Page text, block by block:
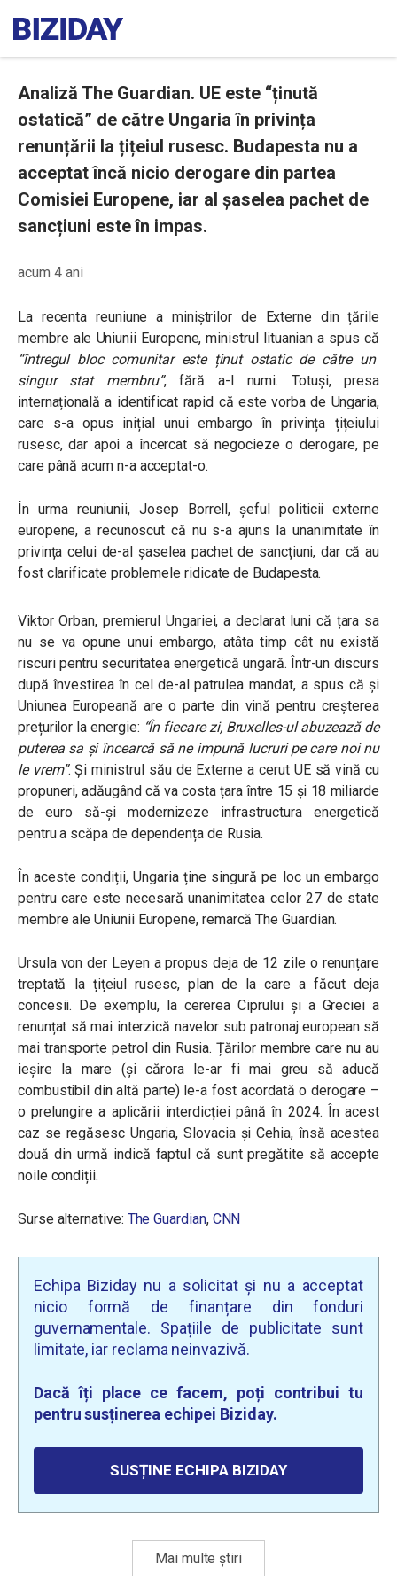
Analiză The Guardian. UE este “ținută
ostatică” de către Ungaria în privința
renunțării la țițeiul rusesc. Budapesta nu a
acceptat încă nicio derogare din partea
Comisiei Europene, iar al șaselea pachet de
sancțiuni este în impas.
acum 4 ani
La recenta reuniune a miniștrilor de Externe din țările
membre ale Uniunii Europene, ministrul lituanian a spus că
“întregul bloc comunitar este ținut ostatic de către un
singur stat membru”, fără a-l numi. Totuși, presa
internațională a identificat rapid că este vorba de Ungaria,
care s-a opus inițial unui embargo în privința țițeiului
rusesc, dar apoi a încercat să negocieze o derogare, pe
care până acum n-a acceptat-o.
În urma reuniunii, Josep Borrell, șeful politicii externe
europene, a recunoscut că nu s-a ajuns la unanimitate în
privința celui de-al șaselea pachet de sancțiuni, dar că au
fost clarificate problemele ridicate de Budapesta.
Viktor Orban, premierul Ungariei, a declarat luni că țara sa
nu se va opune unui embargo, atâta timp cât nu există
riscuri pentru securitatea energetică ungară. Într-un discurs
după învestirea în cel de-al patrulea mandat, a spus că și
Uniunea Europeană are o parte din vină pentru creșterea
prețurilor la energie: “În fiecare zi, Bruxelles-ul abuzează de
puterea sa și încearcă să ne impună lucruri pe care noi nu
le vrem”. Și ministrul său de Externe a cerut UE să vină cu
propuneri, adăugând că va costa țara între 15 și 18 miliarde
de euro să-și modernizeze infrastructura energetică
pentru a scăpa de dependența de Rusia.
În aceste condiții, Ungaria ține singură pe loc un embargo
pentru care este necesară unanimitatea celor 27 de state
membre ale Uniunii Europene, remarcă The Guardian.
Ursula von der Leyen a propus deja de 12 zile o renunțare
treptată la țițeiul rusesc, plan de la care a făcut deja
concesii. De exemplu, la cererea Ciprului și a Greciei a
renunțat să mai interzică navelor sub patronaj european să
mai transporte petrol din Rusia. Țărilor membre care nu au
ieșire la mare (și cărora le-ar fi mai greu să aducă
combustibil din altă parte) le-a fost acordată o derogare –
o prelungire a aplicării interdicției până în 2024. În acest
caz se regăsesc Ungaria, Slovacia și Cehia, însă acestea
două din urmă indică faptul că sunt pregătite să accepte
noile condiții.
Surse alternative: The Guardian, CNN
Echipa Biziday nu a solicitat și nu a acceptat
nicio formă de finanțare din fonduri
guvernamentale. Spațiile de publicitate sunt
limitate, iar reclama neinvazivă.
Dacă îți place ce facem, poți contribui tu
pentru susținerea echipei Biziday.
SUSȚINE ECHIPA BIZIDAY
Mai multe știri